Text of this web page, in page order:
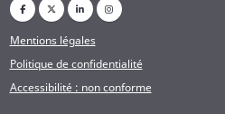
Mentions légales
Politique de confidentialité
Accessibilité : non conforme